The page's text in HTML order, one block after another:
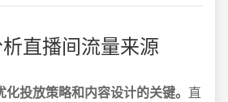
直播间流量来源
投放策略和内容设计的关键。 直